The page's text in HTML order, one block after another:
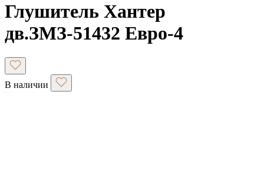
Глушитель Хантер
дв.ЗМЗ-51432 Евро-4
В наличии